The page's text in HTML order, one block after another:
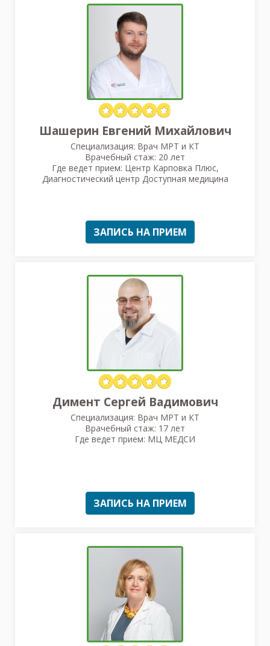
Шашерин Евгений Михайлович
Специализация: Врач МРТ и КТ
Врачебный стаж: 20 лет
Где ведет прием: Центр Карповка Плюс,
Диагностический центр Доступная медицина
ЗАПИСЬ НА ПРИЕМ
Димент Сергей Вадимович
Специализация: Врач МРТ и КТ
Врачебный стаж: 17 лет
Где ведет прием: МЦ МЕДСИ
ЗАПИСЬ НА ПРИЕМ